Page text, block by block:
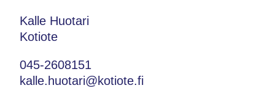
Kalle Huotari
Kotiote
045-2608151
kalle.huotari@kotiote.fi